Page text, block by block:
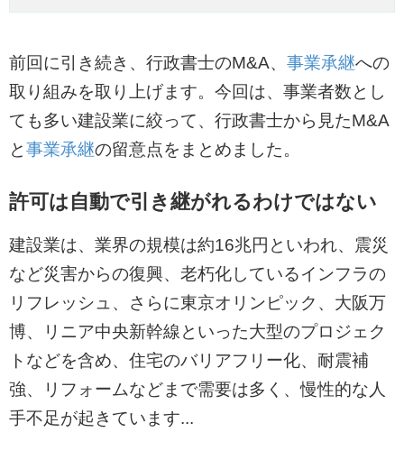
前回に引き続き、行政書士のM&A、 事業承継への
取り組みを取り上げます。今回は、事業者数とし
ても多い建設業に絞って、行政書士から見たM&A
と事業承継の留意点をまとめました。
許可は自動で引き継がれるわけではない
建設業は、業界の規模は約16兆円といわれ、震災
など災害からの復興、老朽化しているインフラの
リフレッシュ、さらに東京オリンピック、大阪万
博、リニア中央新幹線といった大型のプロジェク
トなどを含め、住宅のバリアフリー化、耐震補
強、リフォームなどまで需要は多く、慢性的な人
手不足が起きています...